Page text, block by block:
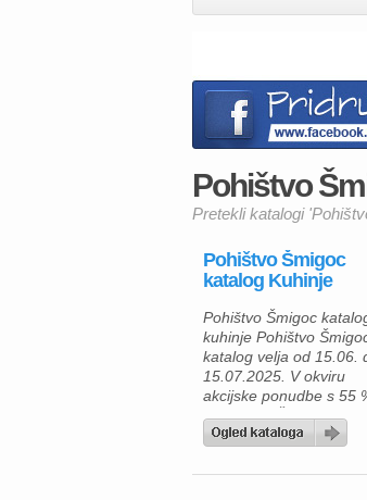
Pohištvo
Pretekli katalogi
Pohištvo Šmigoc
katalog Kuhinje
Pohištvo Šmigoc
kuhinje Pohištvo
katalog velja od 15.06.
15.07.2025. V okviru
akcijske ponudbe s 55
popustom Šmigoc
pohištvo predlaga
kuhinje, ki združujo